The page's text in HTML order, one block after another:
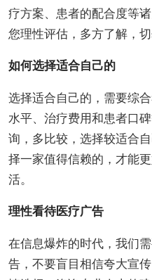
疗方案、患者的配合度等
您理性评估，多方了解，切
如何选择适合自己的
选择适合自己的，需要综
水平、治疗费用和患者口
询，多比较，选择较适合
择一家值得信赖的，才能
活。
理性看待医疗广告
在信息爆炸的时代，我们
告，不要盲目相信夸大宣